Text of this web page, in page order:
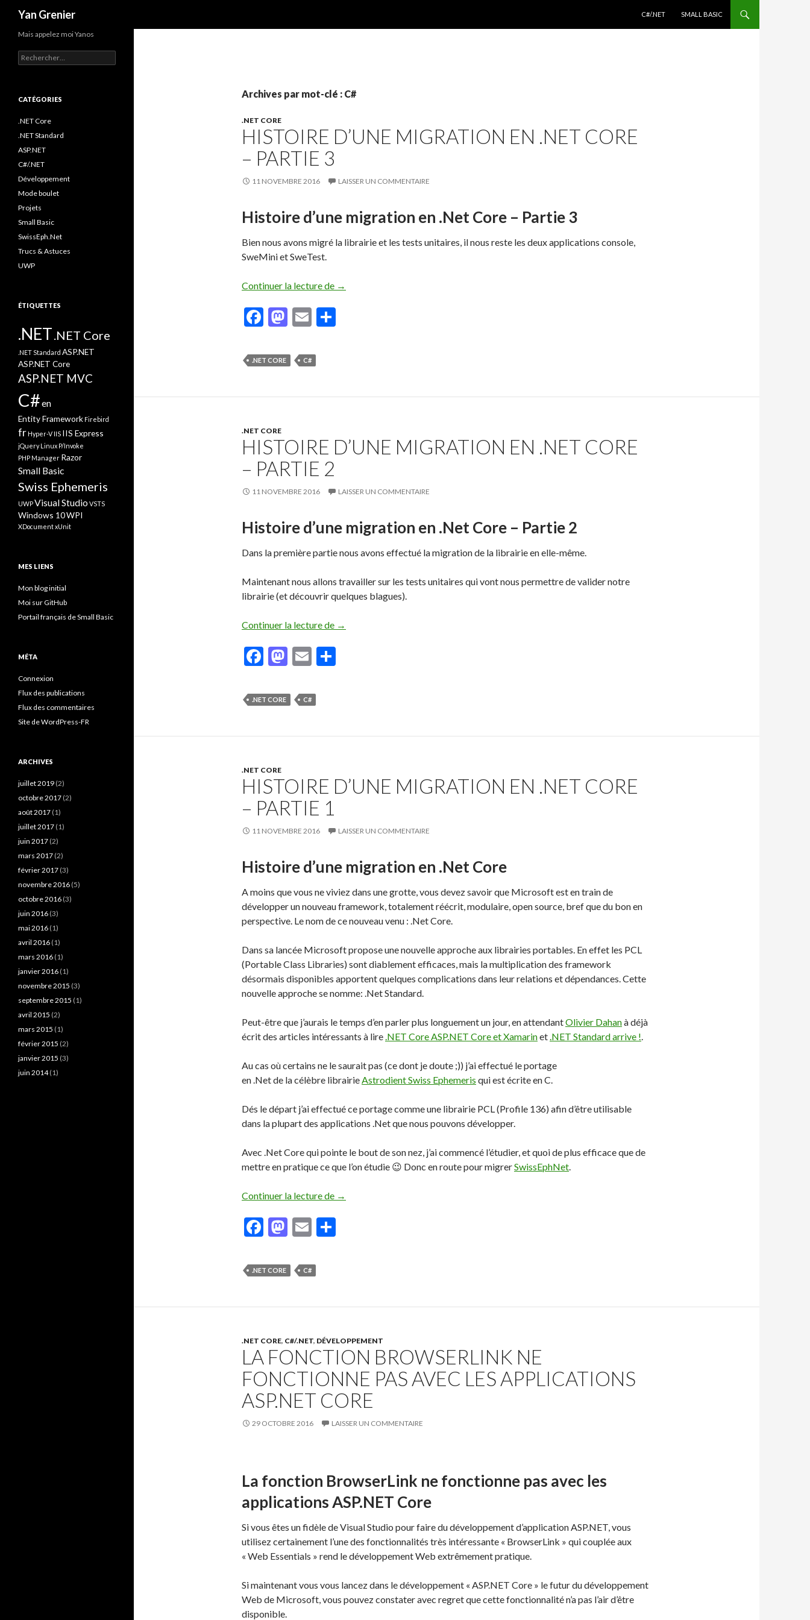
Yan Grenier
C#/.NET
SMALL BASIC
Archives par mot-clé : C#
.NET CORE
HISTOIRE D’UNE MIGRATION EN .NET CORE
– PARTIE 3
11 NOVEMBRE 2016 LAISSER UN COMMENTAIRE
Histoire d’une migration en .Net Core – Partie 3
Bien nous avons migré la librairie et les tests unitaires, il nous reste les deux applications console,
SweMini et SweTest.
Continuer la lecture de Histoire d’une migration en .NET Core – Partie 3
→
F
e
b
o
k
M
to
d
o
E
ai
l
er
.NET CORE C#
.NET CORE
HISTOIRE D’UNE MIGRATION EN .NET CORE
– PARTIE 2
11 NOVEMBRE 2016 LAISSER UN COMMENTAIRE
Histoire d’une migration en .Net Core – Partie 2
Dans la première partie nous avons effectué la migration de la librairie en elle-même.
Maintenant nous allons travailler sur les tests unitaires qui vont nous permettre de valider notre
librairie (et découvrir quelques blagues).
Continuer la lecture de Histoire d’une migration en .NET Core – Partie 2
→
F
e
b
o
k
M
to
d
o
E
ai
l
er
.NET CORE C#
.NET CORE
HISTOIRE D’UNE MIGRATION EN .NET CORE
– PARTIE 1
11 NOVEMBRE 2016 LAISSER UN COMMENTAIRE
Histoire d’une migration en .Net Core
A moins que vous ne viviez dans une grotte, vous devez savoir que Microsoft est en train de
développer un nouveau framework, totalement réécrit, modulaire, open source, bref que du bon en
perspective. Le nom de ce nouveau venu : .Net Core.
Dans sa lancée Microsoft propose une nouvelle approche aux librairies portables. En effet les PCL
(Portable Class Libraries) sont diablement efficaces, mais la multiplication des framework
désormais disponibles apportent quelques complications dans leur relations et dépendances. Cette
nouvelle approche se nomme: .Net Standard.
Peut-être que j’aurais le temps d’en parler plus longuement un jour, en attendantOlivier Dahanà déjà
écrit des articles intéressants à lire.NET Core ASP.NET Core et Xamarinet.NET Standard arrive !.
Au cas où certains ne le saurait pas (ce dont je doute ;)) j’ai effectué le portage
en .Net de la célèbre librairieAstrodient Swiss Ephemeris qui est écrite en C.
Dés le départ j’ai effectué ce portage comme une librairie PCL (Profile 136) afin d’être utilisable
dans la plupart des applications .Net que nous pouvons développer.
Avec .Net Core qui pointe le bout de son nez, j’ai commencé l’étudier, et quoi de plus efficace que de
mettre en pratique ce que l’on étudie 😉 Donc en route pour migrerSwissEphNet.
Continuer la lecture de Histoire d’une migration en .NET Core – Partie 1
→
F
e
b
o
k
M
to
d
o
E
ai
l
er
.NET CORE C#
.NET CORE, C#/.NET, DÉVELOPPEMENT
LA FONCTION BROWSERLINK NE
FONCTIONNE PAS AVEC LES APPLICATIONS
ASP.NET CORE
29 OCTOBRE 2016 LAISSER UN COMMENTAIRE
La fonction BrowserLink ne fonctionne pas avec les
applications ASP.NET Core
Si vous êtes un fidèle de Visual Studio pour faire du développement d’application ASP.NET, vous
utilisez certainement l’une des fonctionnalités très intéressante « BrowserLink » qui couplée aux
« Web Essentials » rend le développement Web extrêmement pratique.
Si maintenant vous vous lancez dans le développement « ASP.NET Core » le futur du développement
Web de Microsoft, vous pouvez constater avec regret que cette fonctionnalité n’a pas l’air d’être
disponible.
Mais appelez moi Yanos
R
e
e
c
h
r
:
CATÉGORIES
.NET Core
.NET Standard
ASP.NET
C#/.NET
Développement
Mode boulet
Projets
Small Basic
SwissEph.Net
Trucs & Astuces
UWP
ÉTIQUETTES
.NET.NET Core
.NET Standard ASP.NET
ASP.NET Core
ASP.NET MVC
C#en
Entity Framework Firebird
fr Hyper-V IIS IIS Express
jQuery Linux P/Invoke
PHP Manager Razor
Small Basic
Swiss Ephemeris
UWPVisual Studio VSTS
Windows 10WPI
XDocumentxUnit
MES LIENS
Mon blog initial
Moi sur GitHub
Portail français de Small Basic
MÉTA
Connexion
Flux des publications
Flux des commentaires
Site de WordPress-FR
ARCHIVES
juillet 2019 (2)
octobre 2017 (2)
août 2017 (1)
juillet 2017 (1)
juin 2017 (2)
mars 2017 (2)
février 2017 (3)
novembre 2016 (5)
octobre 2016 (3)
juin 2016 (3)
mai 2016 (1)
avril 2016 (1)
mars 2016 (1)
janvier 2016 (1)
novembre 2015 (3)
septembre 2015 (1)
avril 2015 (2)
mars 2015 (1)
février 2015 (2)
janvier 2015 (3)
juin 2014(1)